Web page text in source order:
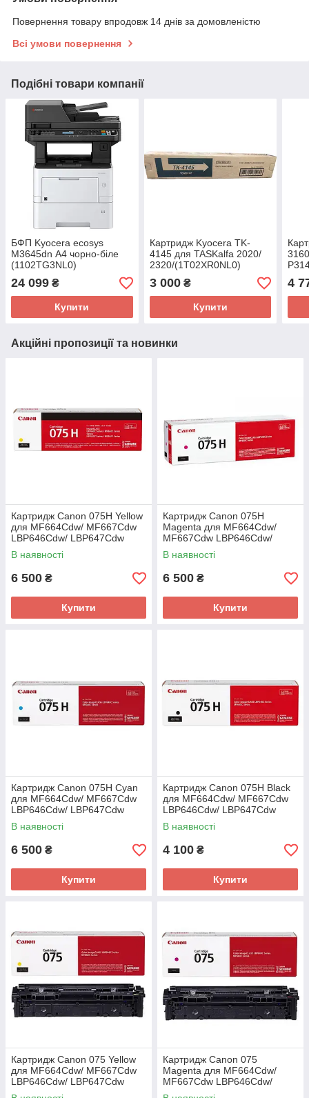
Повернення товару впродовж 14 днів за домовленістю
Всі умови повернення
Подібні товари компанії
БФП Kyocera ecosys
M3645dn А4 чорно-біле
(1102TG3NL0)
24 099 ₴
Купити
Картридж Kyocera TK-
4145 для TASKalfa 2020/
2320/(1T02XR0NL0)
3 000₴
Купити
4
Акційні пропозиції та новинки
Картридж Canon 075H Yellow
для MF664Cdw/ MF667Cdw
LBP646Cdw/ LBP647Cdw
(6366C002AA)
В наявності
6 500 ₴
Купити
Картридж Canon 075H
Magenta для MF664Cdw/
MF667Cdw LBP646Cdw/
LBP647Cdw (6367C002AA)
В наявності
6 500 ₴
Купити
Картридж Canon 075H Cyan
для MF664Cdw/ MF667Cdw
LBP646Cdw/ LBP647Cdw
(6368C002AA)
В наявності
6 500 ₴
Купити
Картридж Canon 075H Black
для MF664Cdw/ MF667Cdw
LBP646Cdw/ LBP647Cdw
(6369C002AA)
В наявності
4 100 ₴
Купити
Картридж Canon 075 Yellow
для MF664Cdw/ MF667Cdw
LBP646Cdw/ LBP647Cdw
(6362C002AA)
Картридж Canon 075
Magenta для MF664Cdw/
MF667Cdw LBP646Cdw/
LBP647Cdw (6363C002AA)